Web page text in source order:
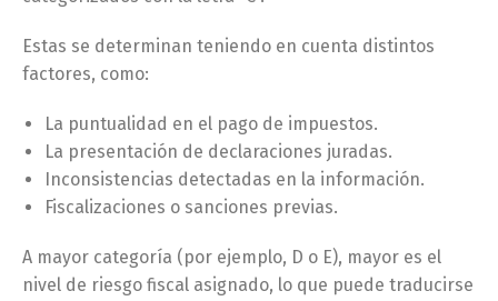
Estas se determinan teniendo en cuenta distintos
factores, como:
La puntualidad en el pago de impuestos.
La presentación de declaraciones juradas.
Inconsistencias detectadas en la información.
Fiscalizaciones o sanciones previas.
A mayor categoría (por ejemplo, D o E), mayor es el
nivel de riesgo fiscal asignado, lo que puede traducirse